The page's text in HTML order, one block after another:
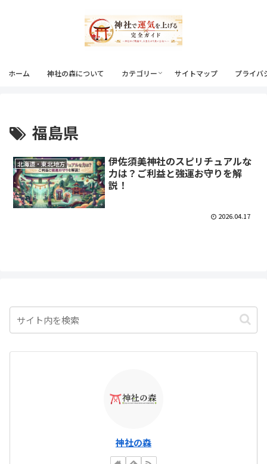
ホーム 神社の森について カテゴリー サイトマップ プライバ
福島県
北海道・東北地方
伊佐須美神社のスピリチュアルな
力は？ご利益と強運お守りを解
説！
2026.04.17
神社の森